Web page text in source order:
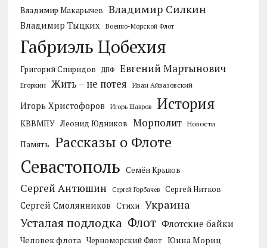
Владимир Макарычев Владимир Силкин
Владимир Тыцких Военно-Морской Флот
Габриэль Цобехия
Григорий Спиридов ДПФ Евгений Мартынович
Егоркин Жить – не потея Иван Айвазовский
Игорь Христофоров Игорь Шавров История
КВВМПУ Леонид Юдников Морполит Новости
Память Рассказы о Флоте
Севастополь Семён Крылов
Сергей Антюшин Сергей Горбачев Сергей Нитков
Сергей Смолянников Стихи Украина
Усталая подлодка Флот Флотские байки
Человек флота Черноморский Флот Юнна Мориц